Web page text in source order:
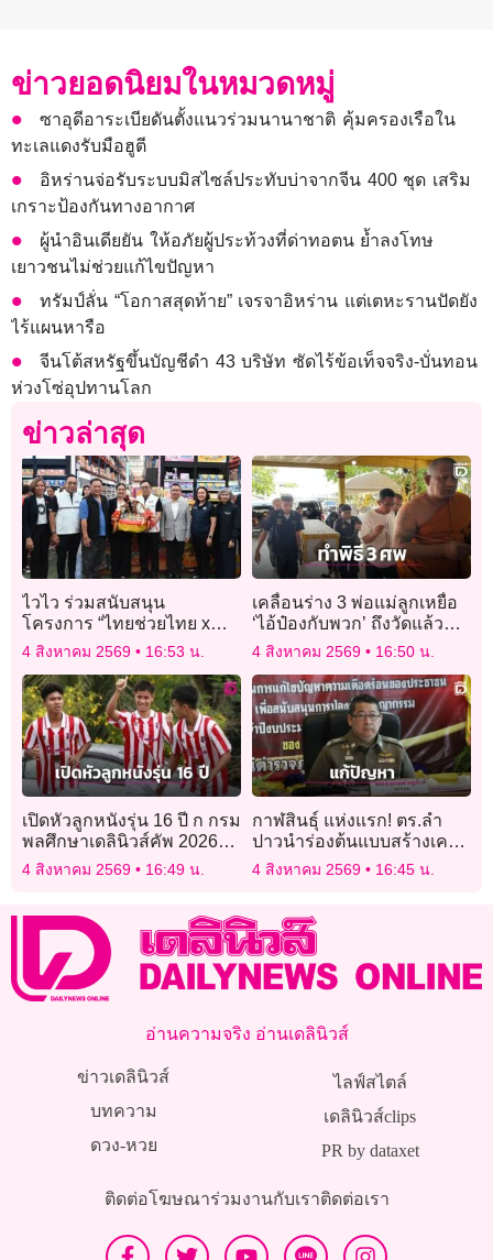
ข่าวยอดนิยมในหมวดหมู่
ซาอุดีอาระเบียดันตั้งแนวร่วมนานาชาติ คุ้มครองเรือใน
ทะเลแดงรับมือฮูตี
อิหร่านจ่อรับระบบมิสไซล์ประทับบ่าจากจีน 400 ชุด เสริม
เกราะป้องกันทางอากาศ
ผู้นำอินเดียยัน ให้อภัยผู้ประท้วงที่ด่าทอตน ย้ำลงโทษ
เยาวชนไม่ช่วยแก้ไขปัญหา
ทรัมป์ลั่น “โอกาสสุดท้าย” เจรจาอิหร่าน แต่เตหะรานปัดยัง
ไร้แผนหารือ
จีนโต้สหรัฐขึ้นบัญชีดำ 43 บริษัท ซัดไร้ข้อเท็จจริง-บั่นทอน
ห่วงโซ่อุปทานโลก
ข่าวล่าสุด
ไวไว ร่วมสนับสนุน
โครงการ “ไทยช่วยไทย x
Local Low Cost” เดินหน้าลด
4 สิงหาคม 2569 16:53 น.
เคลื่อนร่าง 3 พ่อแม่ลูกเหยื่อ
‘ไอ้ป๋องกับพวก’ ถึงวัดแล้ว
เจ้าอาวาสเมตตาจัดงานศพ
4 สิงหาคม 2569 16:50 น.
เปิดหัวลูกหนังรุ่น 16 ปี ก กรม
พลศึกษาเดลินิวส์คัพ 2026
“อินทรีแดง-ชงโคม่วงทอง” –
4 สิงหาคม 2569 16:49 น.
กาฬสินธุ์ แห่งแรก! ตร.ลำ
ปาวนำร่องต้นแบบสร้างเครือ
ข่ายร่วมแก้ปัญหาผู้ป่วย
4 สิงหาคม 2569 16:45 น.
อ่านความจริง อ่านเดลินิวส์
ข่าวเดลินิวส์
บทความ
ดวง-หวย
ไลฟ์สไตล์
เดลินิวส์clips
PR by dataxet
ติดต่อโฆษณาร่วมงานกับเราติดต่อเรา